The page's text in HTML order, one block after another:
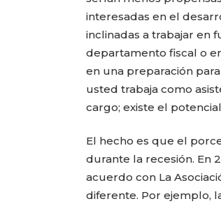
interesadas en el
inclinadas a trabajar en
departamento fiscal o
en una preparación
usted trabaja como
cargo; existe el
El hecho es que el
durante la recesión. En
acuerdo con La
diferente. Por ejemplo,